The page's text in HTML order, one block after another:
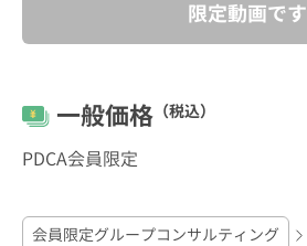
限定動画です
一般価格 （税込）
PDCA会員限定
会員限定グループコンサルティング